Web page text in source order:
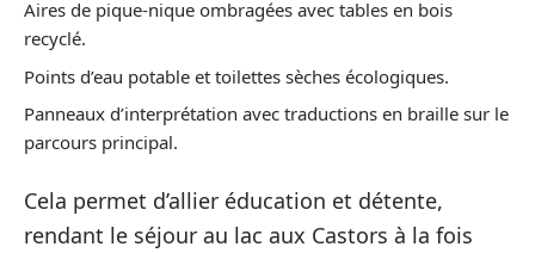
Aires de pique-nique ombragées avec tables en bois
recyclé.
Points d’eau potable et toilettes sèches écologiques.
Panneaux d’interprétation avec traductions en braille sur le
parcours principal.
Cela permet d’allier éducation et détente,
rendant le séjour au lac aux Castors à la fois